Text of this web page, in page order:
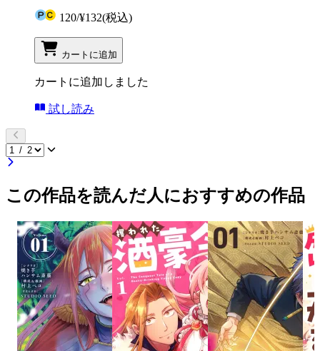
120/¥132(税込)
カートに追加
カートに追加しました
試し読み
この作品を読んだ人におすすめの作品